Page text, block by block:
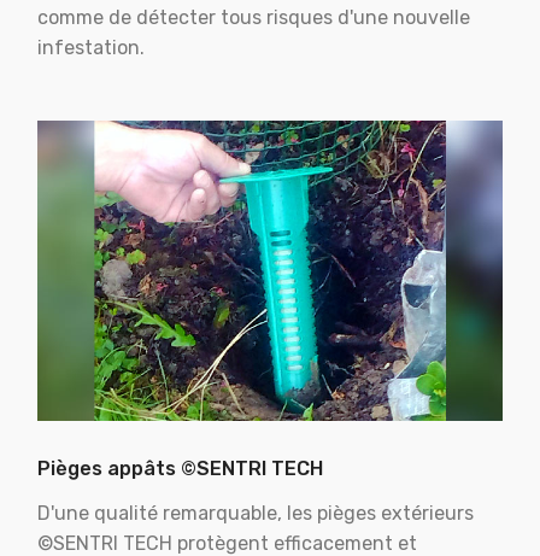
comme de détecter tous risques d'une nouvelle
infestation.
Pièges appâts ©SENTRI TECH
D'une qualité remarquable, les pièges extérieurs
©SENTRI TECH protègent efficacement et